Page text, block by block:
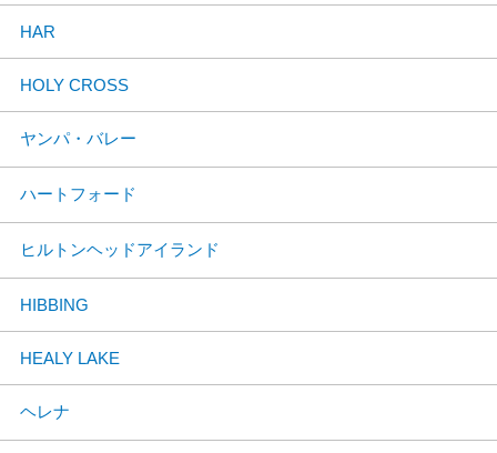
HAR
HOLY CROSS
ヤンパ・バレー
ハートフォード
ヒルトンヘッドアイランド
HIBBING
HEALY LAKE
ヘレナ